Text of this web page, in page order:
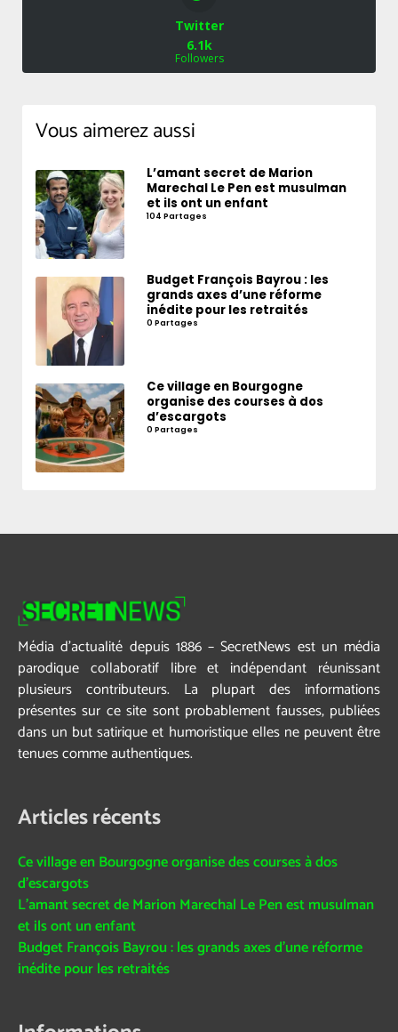
Twitter
6.1k
Followers
Vous aimerez aussi
L’amant secret de Marion
Marechal Le Pen est musulman
et ils ont un enfant
104 Partages
Budget François Bayrou : les
grands axes d’une réforme
inédite pour les retraités
0 Partages
Ce village en Bourgogne
organise des courses à dos
d’escargots
0 Partages
Média d’actualité depuis 1886 – SecretNews est un média
parodique collaboratif libre et indépendant réunissant
plusieurs contributeurs. La plupart des informations
présentes sur ce site sont probablement fausses, publiées
dans un but satirique et humoristique elles ne peuvent être
tenues comme authentiques.
Articles récents
Ce village en Bourgogne organise des courses à dos
d’escargots
L’amant secret de Marion Marechal Le Pen est musulman
et ils ont un enfant
Budget François Bayrou : les grands axes d’une réforme
inédite pour les retraités